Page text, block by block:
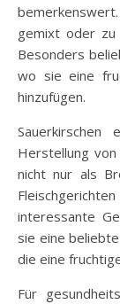
gemixt oder
Besonders
wo sie eine
hinzufügen.
Herstellung
nicht nur als
interessante
sie eine
die eine
Für